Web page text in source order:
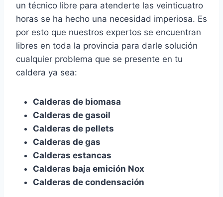
un técnico libre para atenderte las veinticuatro
horas se ha hecho una necesidad imperiosa. Es
por esto que nuestros expertos se encuentran
libres en toda la provincia para darle solución
cualquier problema que se presente en tu
caldera ya sea:
Calderas de biomasa
Calderas de gasoil
Calderas de pellets
Calderas de gas
Calderas estancas
Calderas baja emición Nox
Calderas de condensación